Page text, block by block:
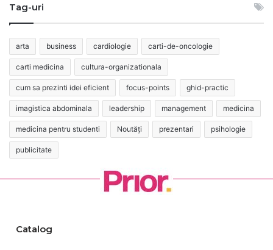
Tag-uri
arta business cardiologie carti-de-oncologie
carti medicina cultura-organizationala
cum sa prezinti idei eficient focus-points ghid-practic
imagistica abdominala leadership management medicina
medicina pentru studenti Noutăți prezentari psihologie
publicitate
Catalog